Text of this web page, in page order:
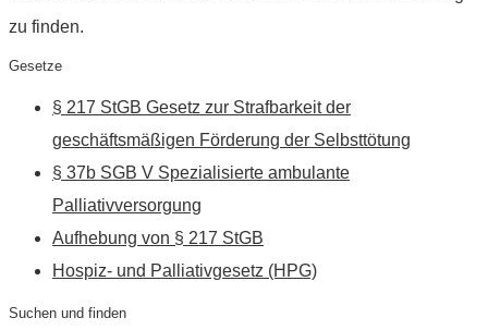
zu finden.
Gesetze
§ 217 StGB Gesetz zur Strafbarkeit der
geschäftsmäßigen Förderung der Selbsttötung
§ 37b SGB V Spezialisierte ambulante
Palliativversorgung
Aufhebung von § 217 StGB
Hospiz- und Palliativgesetz (HPG)
Suchen und finden